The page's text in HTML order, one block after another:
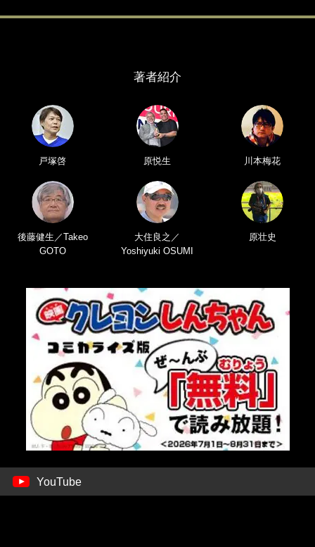
著者紹介
戸塚啓 原悦生 川本梅花
後藤健生／Takeo
GOTO
大住良之／
Yoshiyuki OSUMI
原壮史
YouTube